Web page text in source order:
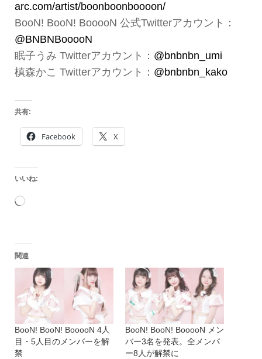
arc.com/artist/boonboonboooon/
BooN! BooN! BooooN 公式Twitterアカウント：
@BNBNBooooN
眠子うみ Twitterアカウント： @bnbnbn_umi
槙森かこ Twitterアカウント： @bnbnbn_kako
共有:
Facebook X
いいね:
読
込
み
中…
関連
BooN! BooN! BooooN 4人
目・5人目のメンバーを解
禁
BooN! BooN! BooooN メン
バー3名を発表。全メンバ
ー8人が解禁に